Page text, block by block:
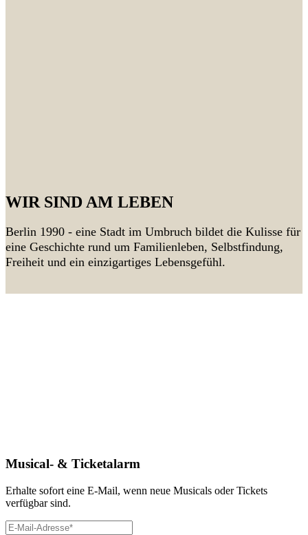
WIR SIND AM LEBEN
Berlin 1990 - eine Stadt im Umbruch bildet die Kulisse für
eine Geschichte rund um Familienleben, Selbstfindung,
Freiheit und ein einzigartiges Lebensgefühl.
Musical- & Ticketalarm
Erhalte sofort eine E-Mail, wenn neue Musicals oder Tickets
verfügbar sind.